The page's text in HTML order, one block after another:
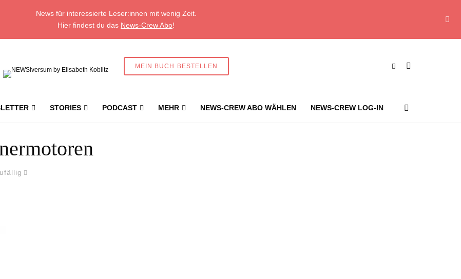
News für interessierte Leser:innen mit wenig Zeit.
Hier findest du das News-Crew Abo!
MEIN BUCH BESTELLEN
STORIES PODCAST MEHR NEWS-CREW ABO WÄHLEN NEWS-CREW LOG-IN